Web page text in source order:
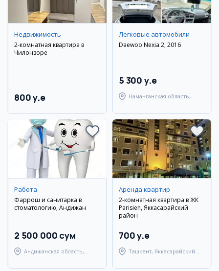
Недвижимость
2-комнатная квартира в
Чилонзоре
800 y.e
Легковые автомобили
Daewoo Nexia 2, 2016
5 300 y.e
Наманганская область,
Работа
Фаррош и санитарка в
стоматологию, Андижан
2 500 000 сум
Андижанская область,
Аренда квартир
2-комнатная квартира в ЖК
Parisien, Яккасарайский
район
700 y.e
Ташкент, Яккасарайский